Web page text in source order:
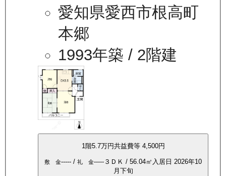
愛知県愛西市根高町
本郷
1993年築 / 2階建
1 階5.7万円共益費等 4,500円
敷 金----- / 礼 金----- ３ＤＫ / 56.04㎡ 入居日 2026年10
月下旬